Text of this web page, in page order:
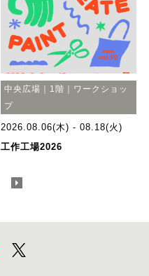
中央広場｜1階｜ワークショッ
プ
2026.08.06(木) - 08.18(火)
工作工場2026